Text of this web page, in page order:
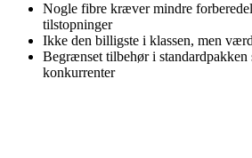
Nogle fibre kræver mindre
tilstopninger
Ikke den billigste i klassen, men
Begrænset tilbehør i standardpakken
konkurrenter